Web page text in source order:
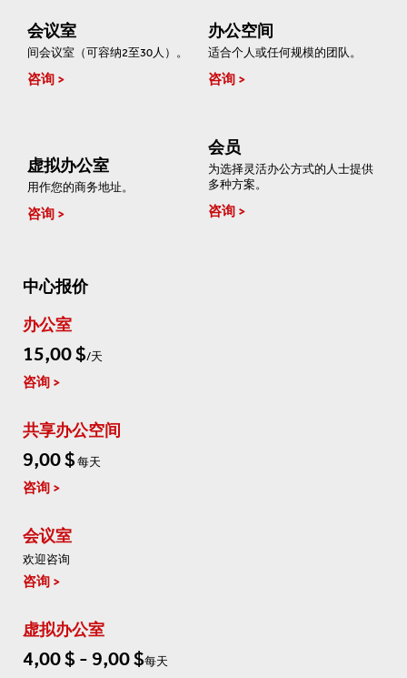
会议室
间会议室（可容纳2至30人）。
咨询
办公空间
适合个人或任何规模的团队。
咨询
虚拟办公室
用作您的商务地址。
咨询
会员
为选择灵活办公方式的人士提供
多种方案。
咨询
中心报价
办公室
15,00 $/天
咨询
共享办公空间
9,00 $每天
咨询
会议室
欢迎咨询
咨询
虚拟办公室
4,00 $ - 9,00 $每天